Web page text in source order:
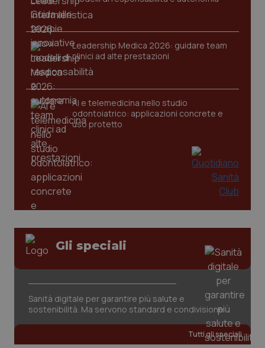
Leadership Medica 2026: guidare team
clinici ad alte prestazioni
AI e telemedicina nello studio
odontoiatrico: applicazioni concrete e
uso protetto
Gli speciali
Sanità digitale per garantire più salute e
sostenibilità. Ma servono standard e condivisione
Tutti gli speciali
.youtube.com
www.quotidianosanita.it
tracking-enable
www.quotidianosanita.it